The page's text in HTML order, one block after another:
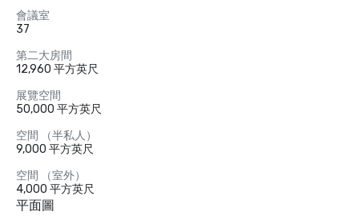
會議室
37
第二大房間
12,960 平方英尺
展覽空間
50,000 平方英尺
空間 （半私人）
9,000 平方英尺
空間 （室外）
4,000 平方英尺
平面圖